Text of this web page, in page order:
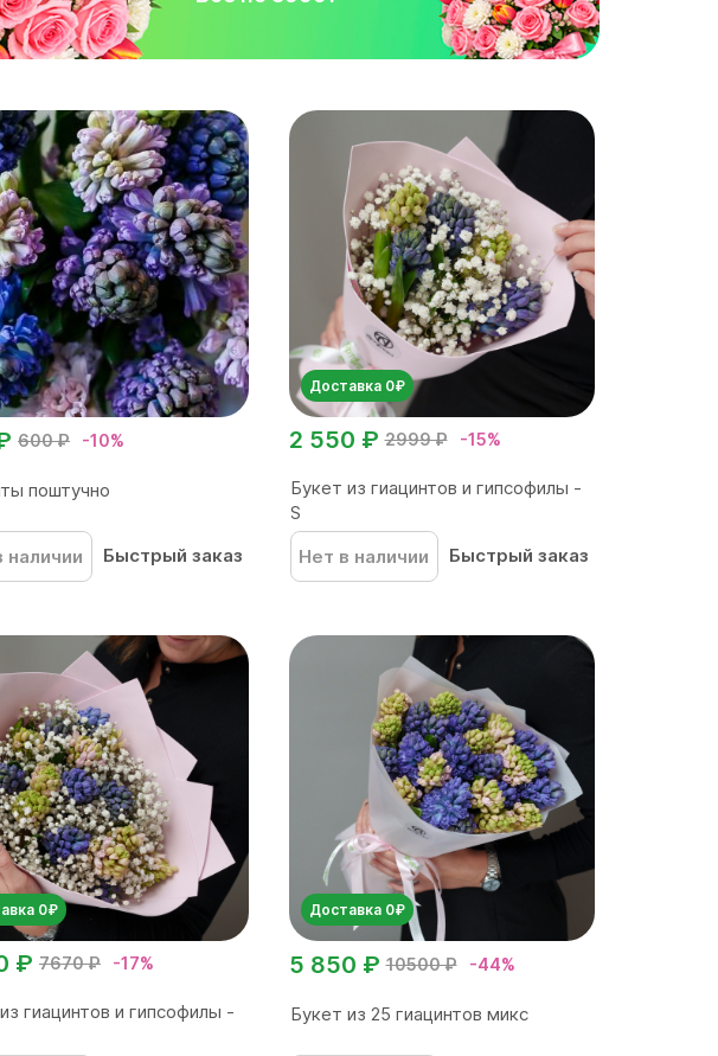
600 ₽ -10%
поштучно
наличии Быстрый заказ
Доставка 0₽
2999 ₽ -15%
2 550 ₽
Букет из гиацинтов и гипсофилы -
S
Нет в наличии
Быстрый заказ
0₽
7670 ₽ -17%
₽
гиацинтов и гипсофилы -
Доставка 0₽
10500 ₽ -44%
5 850 ₽
Букет из 25 гиацинтов микс